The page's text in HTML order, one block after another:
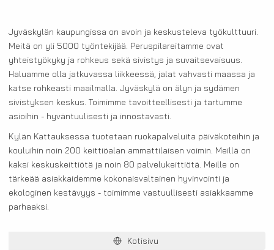
Jyväskylän kaupungissa on avoin ja keskusteleva työkulttuuri.
Meitä on yli 5000 työntekijää. Peruspilareitamme ovat
yhteistyökyky ja rohkeus sekä sivistys ja suvaitsevaisuus.
Haluamme olla jatkuvassa liikkeessä, jalat vahvasti maassa ja
katse rohkeasti maailmalla. Jyväskylä on älyn ja sydämen
sivistyksen keskus. Toimimme tavoitteellisesti ja tartumme
asioihin - hyväntuulisesti ja innostavasti.
Kylän Kattauksessa tuotetaan ruokapalveluita päiväkoteihin ja
kouluihin noin 200 keittiöalan ammattilaisen voimin. Meillä on
kaksi keskuskeittiötä ja noin 80 palvelukeittiötä. Meille on
tärkeää asiakkaidemme kokonaisvaltainen hyvinvointi ja
ekologinen kestävyys - toimimme vastuullisesti asiakkaamme
parhaaksi.
Kotisivu